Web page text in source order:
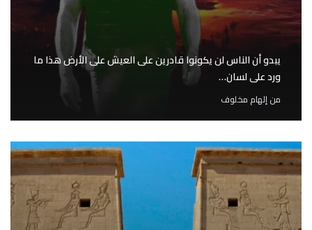
يبدو أن الناس لن يكونوا قادرين على العيش على الأرض هذا ما
ورد على لسان…
منإلهام مخلوف